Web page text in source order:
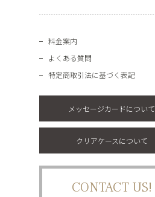
料金案内
よくある質問
特定商取引法に基づく表記
メッセージカードについて
クリアケースについて
CONTACT US!